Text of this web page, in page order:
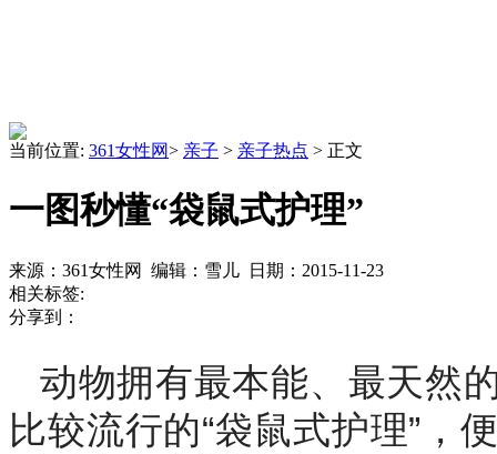
当前位置: 361女性网> 亲子 > 亲子热点 > 正文
一图秒懂“袋鼠式护理”
来源：361女性网 编辑：雪儿 日期：2015-11-23
相关标签:
分享到：
动物拥有最本能、最天然
比较流行的“袋鼠式护理”，